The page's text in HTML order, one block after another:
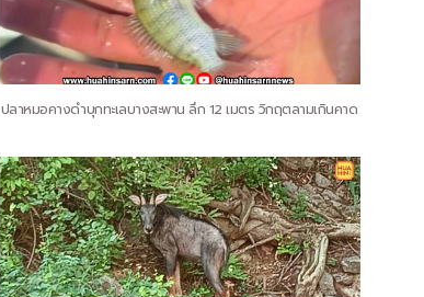
ปลาหมอคางดำบุกทะเลบางสะพาน ลึก 12 เมตร วิกฤตลามเกินคาด